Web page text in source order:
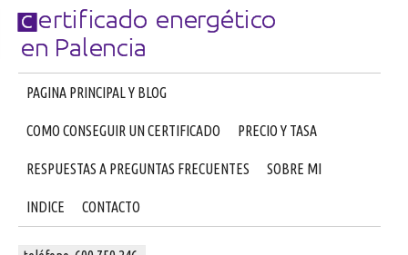
PAGINA PRINCIPAL Y BLOG
COMO CONSEGUIR UN CERTIFICADO PRECIO Y TASA
RESPUESTAS A PREGUNTAS FRECUENTES SOBRE MI
INDICE CONTACTO